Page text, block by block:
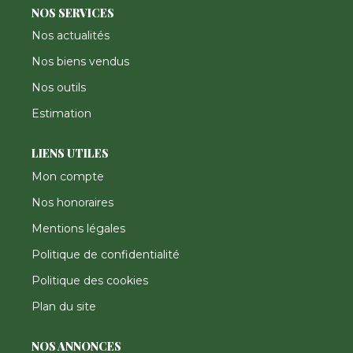
NOS SERVICES
Nos actualités
Nos biens vendus
Nos outils
Estimation
LIENS UTILES
Mon compte
Nos honoraires
Mentions légales
Politique de confidentialité
Politique des cookies
Plan du site
NOS ANNONCES